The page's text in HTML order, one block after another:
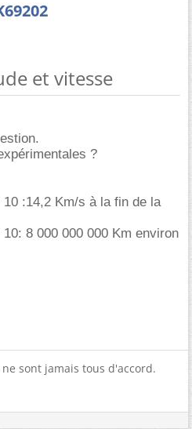
et vitesse
?
:14,2 Km/s à la fin de la
8 000 000 000 Km environ
sont jamais tous d'accord.